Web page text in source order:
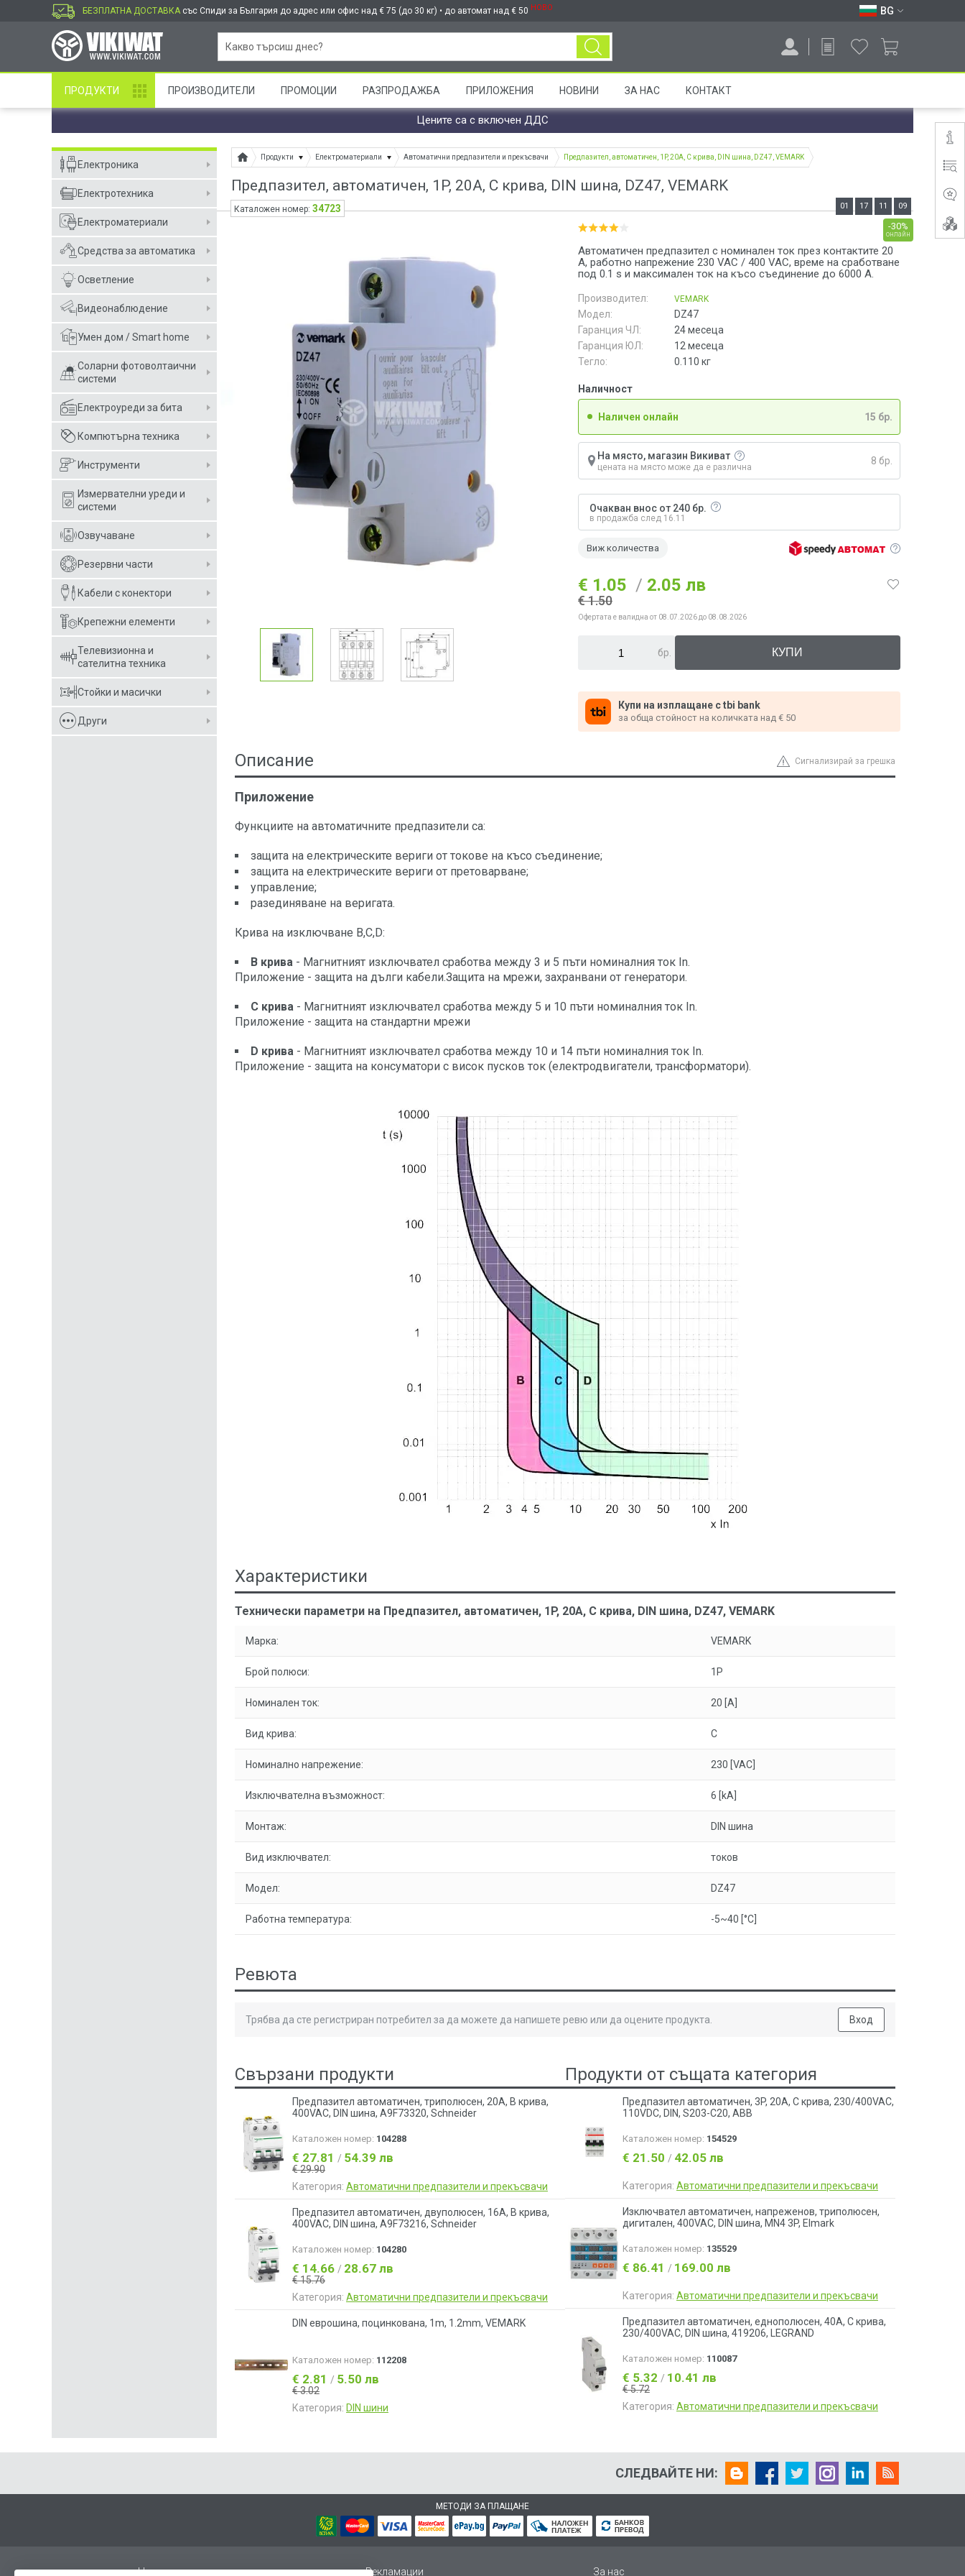
БЕЗПЛАТНА ДОСТАВКА със Спиди за България до адрес или офис над € 75 (до 30 кг) • до автомат над € 50 НОВО BG
ПРОДУКТИ ПРОИЗВОДИТЕЛИ ПРОМОЦИИ РАЗПРОДАЖБА ПРИЛОЖЕНИЯ НОВИНИ ЗА НАС КОНТАКТ
Цените са с включен ДДС
Електроника
Електротехника
Електроматериали
Средства за автоматика
Осветление
Видеонаблюдение
Умен дом / Smart home
Соларни фотоволтаични
системи
Електроуреди за бита
Компютърна техника
Инструменти
Измервателни уреди и
системи
Озвучаване
Резервни части
Кабели с конектори
Крепежни елементи
Телевизионна и
сателитна техника
Стойки и масички
Други
Продукти Електроматериали Автоматични предпазители и прекъсвачи Предпазител, автоматичен, 1P, 20A, C крива, DIN шина, DZ47, VEMARK
Предпазител, автоматичен, 1P, 20A, C крива, DIN шина, DZ47, VEMARK
Автоматичен предпазител с номинален ток през контактите 20
A, работно напрежение 230 VAC / 400 VAC, време на сработване
под 0.1 s и максимален ток на късо съединение до 6000 A.
Производител: VEMARK
Модел:
DZ47
Гаранция ЧЛ:
24 месеца
Гаранция ЮЛ:
12 месеца
Тегло:
0.110 кг
Наличност
Наличен онлайн 15 бр.
На място, магазин Викиват
цената на място може да е различна
8 бр.
Очакван внос от 240 бр.
в продажба след 16.11
Виж количества
-30%
онлайн
01 17 11 08
€ 1.05 / 2.05 лв
€ 1.50
Офертата е валидна от 08.07.2026 до 08.08.2026
бр.
Купи на изплащане с tbi bank
за обща стойност на количката над € 50
Каталожен номер: 34723
Сигнализирай за грешка
Описание
Приложение
Функциите на aвтоматичните предпазители са:
защита на електрическите вериги от токове на късо съединение;
защита на електрическите вериги от претоварване;
управление;
разединяване на веригата.
Крива на изключване B,C,D:
В крива - Магнитният изключвател сработва между 3 и 5 пъти номиналния ток In.
Приложение - защита на дълги кабели.Защита на мрежи, захранвани от генератори.
С крива - Магнитният изключвател сработва между 5 и 10 пъти номиналния ток In.
Приложение - защита на стандартни мрежи
D крива - Магнитният изключвател сработва между 10 и 14 пъти номиналния ток In.
Приложение - защита на консуматори с висок пусков ток (електродвигатели, трансформатори).
Характеристики
Технически параметри на Предпазител, автоматичен, 1P, 20A, C крива, DIN шина, DZ47, VEMARK
Марка: VEMARK
Брой полюси: 1P
Номинален ток: 20 [A]
Вид крива: C
Номинално напрежение: 230 [VAC]
Изключвателна възможност: 6 [kA]
Монтаж: DIN шина
Вид изключвател: токов
Модел: DZ47
Работна температура: -5~40 [°C]
Ревюта
Трябва да сте регистриран потребител за да можете да напишете ревю или да оцените продукта. Вход
Свързани продукти
Предпазител автоматичен, триполюсен, 20A, B крива,
400VAC, DIN шина, A9F73320, Schneider
Каталожен номер: 104288
€ 27.81 / 54.39 лв
€ 29.90
Категория: Автоматични предпазители и прекъсвачи
Предпазител автомaтичен, двуполюсен, 16A, B крива,
400VAC, DIN шина, A9F73216, Schneider
Каталожен номер: 104280
€ 14.66 / 28.67 лв
€ 15.76
Категория: Автоматични предпазители и прекъсвачи
DIN eврошина, поцинкована, 1m, 1.2mm, VEMARK
Каталожен номер: 112208
€ 2.81 / 5.50 лв
€ 3.02
Категория: DIN шини
Продукти от същата категория
Предпазител автоматичен, 3P, 20A, C крива, 230/400VAC,
110VDC, DIN, S203-C20, ABB
Каталожен номер: 154529
€ 21.50 / 42.05 лв
Категория: Автоматични предпазители и прекъсвачи
Изключвател автоматичен, напреженов, триполюсен,
дигитален, 400VAC, DIN шина, MN4 3P, Elmark
Каталожен номер: 135529
€ 86.41 / 169.00 лв
Категория: Автоматични предпазители и прекъсвачи
Предпазител автоматичен, еднополюсен, 40A, C крива,
230/400VAC, DIN шина, 419206, LEGRAND
Каталожен номер: 110087
€ 5.32 / 10.41 лв
€ 5.72
Категория: Автоматични предпазители и прекъсвачи
СЛЕДВАЙТЕ НИ:
МЕТОДИ ЗА ПЛАЩАНЕ
Начало Рекламации За нас